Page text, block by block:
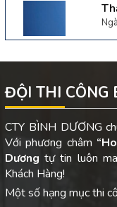
ĐỘI THI CÔNG
CTY BÌNH DƯƠNG
Với phương châm
Dươngtự tin luôn
Khách Hàng!
Một số hạng mục thi